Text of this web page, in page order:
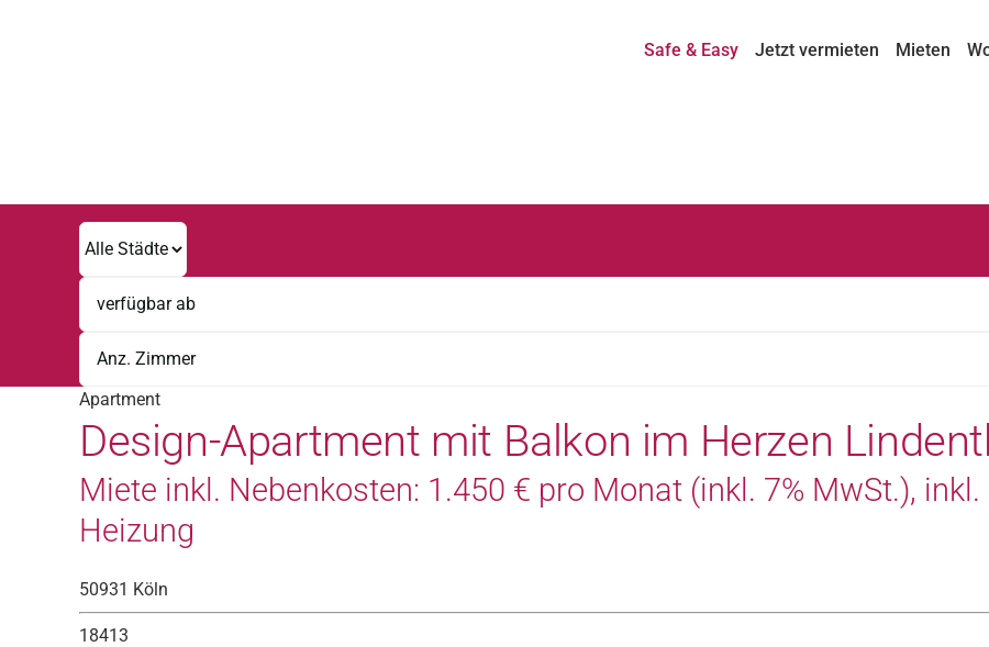
Safe & Easy Jetzt vermieten Mieten
Apartment
Design-Apartment mit Balkon im Herzen
Miete inkl. Nebenkosten: 1.450 € pro Monat (inkl. 7% MwSt.),
Heizung
50931 Köln
18413